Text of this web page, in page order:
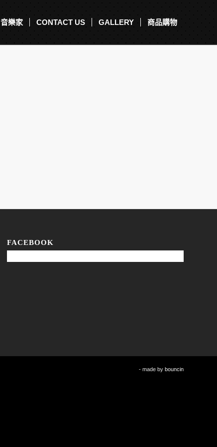
音樂家 CONTACT US GALLERY 商品購物
FACEBOOK
- made by bouncin